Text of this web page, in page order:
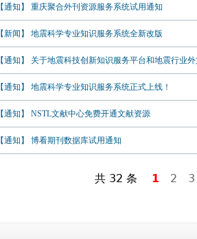
【通知】 重庆聚合外刊资源服务系统试用通知
【新闻】 地震科学专业知识服务系统全新改版
【通知】 关于地震科技创新知识服务平台和地震行业外
【通知】 地震科学专业知识服务系统正式上线！
【通知】 NSTL文献中心免费开通文献资源
【通知】 博看期刊数据库试用通知
共 32 条 1 2 3